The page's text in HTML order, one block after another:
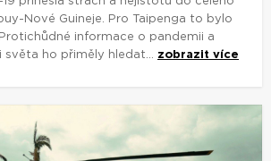
Nové Guineje. Pro Taipenga to bylo
informace o pandemii a
světa ho přiměly hledat... zobrazit více